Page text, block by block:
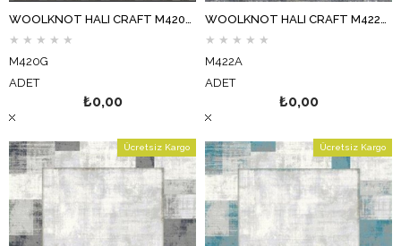
WOOLKNOT HALI CRAFT M420G KREM BEJ
★ ★ ★ ★ ★
M420G
ADET
₺0,00
WOOLKNOT HALI CRAFT M422A KOYU GRİ
★ ★ ★ ★ ★
M422A
ADET
₺0,00
Ücretsiz Kargo Ücretsiz Kargo